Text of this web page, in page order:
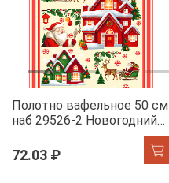
Полотно вафельное 50 см
наб 29526-2 Новогодний
72.03 ₽